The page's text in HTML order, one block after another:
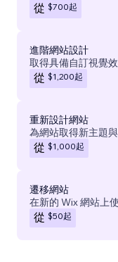
從 $700起
進階網站設計
取得具備自訂視覺
從 $1,200起
重新設計網站
為網站取得新主題與
從 $1,000起
遷移網站
在新的 Wix 網站上
從 $50起